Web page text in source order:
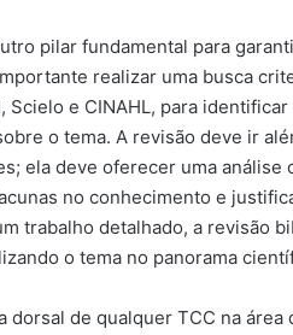
pilar fundamental para
realizar uma busca
Scielo e CINAHL, para
o tema. A revisão deve ir
ela deve oferecer uma análise
no conhecimento e
trabalho detalhado, a revisão
o tema no panorama
dorsal de qualquer TCC na área